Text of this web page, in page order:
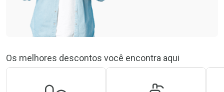
Os melhores descontos você encontra aqui